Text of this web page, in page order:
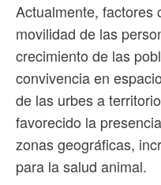
Actualmente, factores
movilidad de las
crecimiento de las
convivencia en
de las urbes a
favorecido la
zonas geográficas,
para la salud animal.